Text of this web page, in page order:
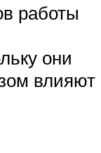
работы
они
влияют